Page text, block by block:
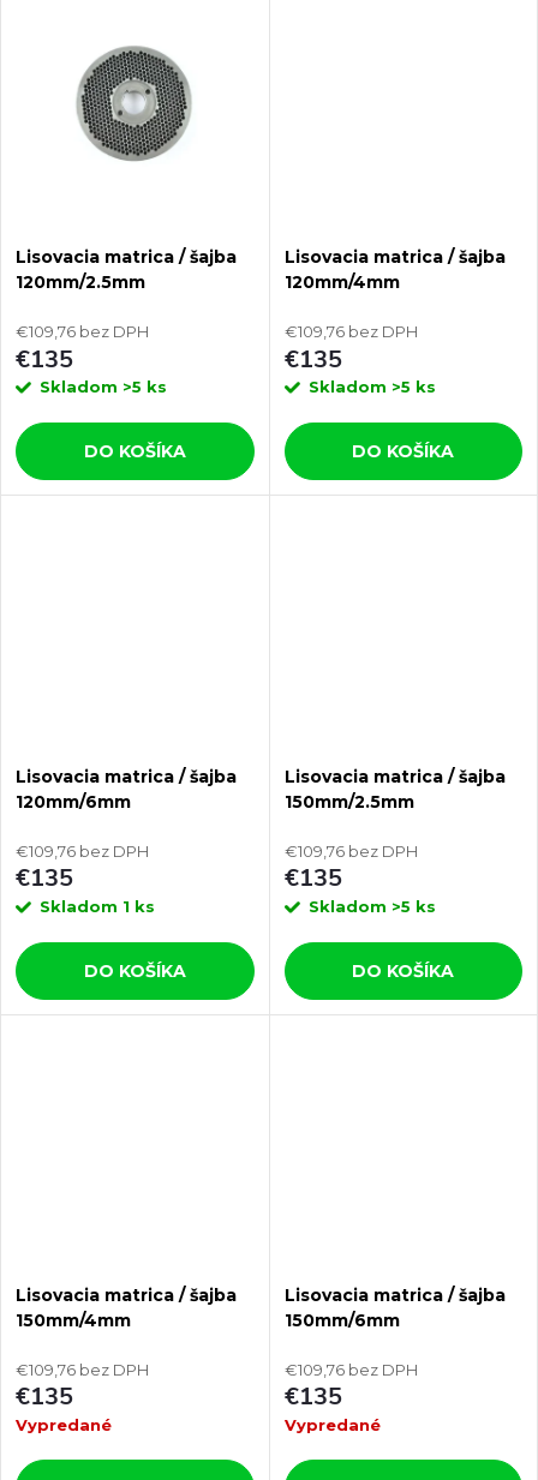
o
v
v
Lisovacia matrica / šajba
120mm/2.5mm
€109,76 bez DPH
€135
Skladom >5 ks
DO KOŠÍKA
Lisovacia matrica / šajba
120mm/4mm
€109,76 bez DPH
€135
Skladom >5 ks
DO KOŠÍKA
Lisovacia matrica / šajba
120mm/6mm
€109,76 bez DPH
€135
Skladom 1 ks
DO KOŠÍKA
Lisovacia matrica / šajba
150mm/2.5mm
€109,76 bez DPH
€135
Skladom >5 ks
DO KOŠÍKA
Lisovacia matrica / šajba
150mm/4mm
€109,76 bez DPH
€135
Vypredané
Lisovacia matrica / šajba
150mm/6mm
€109,76 bez DPH
€135
Vypredané